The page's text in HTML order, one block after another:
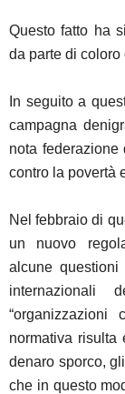
Questo fatto ha
da parte di coloro
In seguito a
campagna
nota
contro la povertà
Nel febbraio di
un nuovo
alcune
“organizzazioni
normativa
denaro sporco,
che in questo